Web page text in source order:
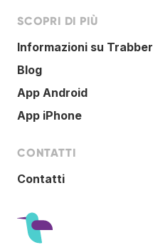
SCOPRI DI PIÙ
Informazioni su Trabber
Blog
App Android
App iPhone
CONTATTI
Contatti